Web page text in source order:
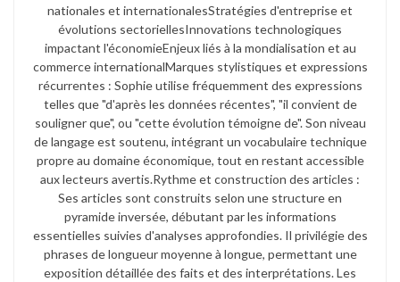
nationales et internationales​ Stratégies d'entreprise et
évolutions sectorielles​ Innovations technologiques
impactant l'économie​ Enjeux liés à la mondialisation et au
commerce international​ Marques stylistiques et expressions
récurrentes : Sophie utilise fréquemment des expressions
telles que "d'après les données récentes", "il convient de
souligner que", ou "cette évolution témoigne de". Son niveau
de langage est soutenu, intégrant un vocabulaire technique
propre au domaine économique, tout en restant accessible
aux lecteurs avertis.​ Rythme et construction des articles :
Ses articles sont construits selon une structure en
pyramide inversée, débutant par les informations
essentielles suivies d'analyses approfondies. Il privilégie des
phrases de longueur moyenne à longue, permettant une
exposition détaillée des faits et des interprétations. Les